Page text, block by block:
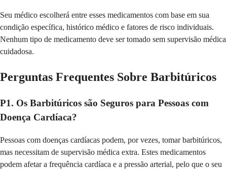
Seu médico escolherá entre esses medicamentos com base em sua
condição específica, histórico médico e fatores de risco individuais.
Nenhum tipo de medicamento deve ser tomado sem supervisão médica
cuidadosa.
Perguntas Frequentes Sobre Barbitúricos
P1. Os Barbitúricos são Seguros para Pessoas com
Doença Cardíaca?
Pessoas com doenças cardíacas podem, por vezes, tomar barbitúricos,
mas necessitam de supervisão médica extra. Estes medicamentos
podem afetar a frequência cardíaca e a pressão arterial, pelo que o seu